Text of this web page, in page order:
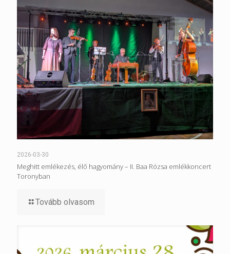
2026-03-30
Meghitt emlékezés, élő hagyomány – II. Baa Rózsa emlékkoncert
Toronyban
Tovább olvasom